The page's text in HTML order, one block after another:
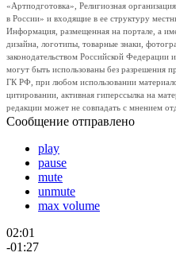
«Артподготовка», Религиозная
в России» и входящие в ее структуру
Информация, размещенная на портале, а
дизайна, логотипы, товарные знаки,
законодательством Российской
могут быть использованы без разрешения
ГК РФ, при любом использовании
цитировании, активная гиперссылка на
редакции может не совпадать с мнением
Сообщение отправлено
play
pause
mute
unmute
max volume
02:01
-01:27